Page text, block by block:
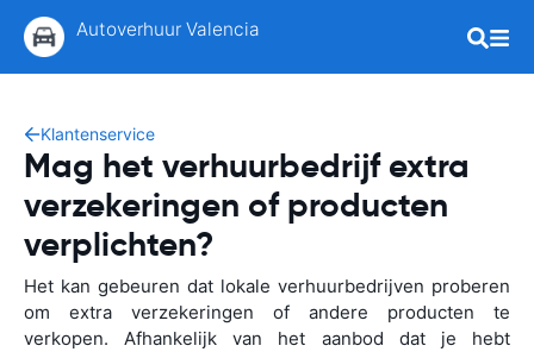
Autoverhuur Valencia
Klantenservice
Mag het verhuurbedrijf extra
verzekeringen of producten
verplichten?
Het kan gebeuren dat lokale verhuurbedrijven proberen
om extra verzekeringen of andere producten te
verkopen. Afhankelijk van het aanbod dat je hebt